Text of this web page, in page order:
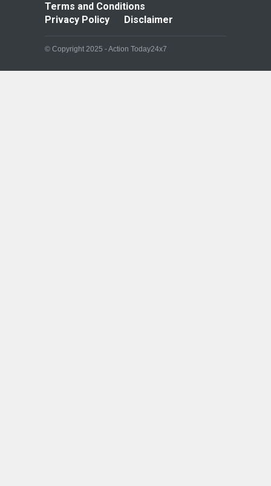
Terms and Conditions
Privacy Policy
Disclaimer
© Copyright 2025 - Action Today24x7